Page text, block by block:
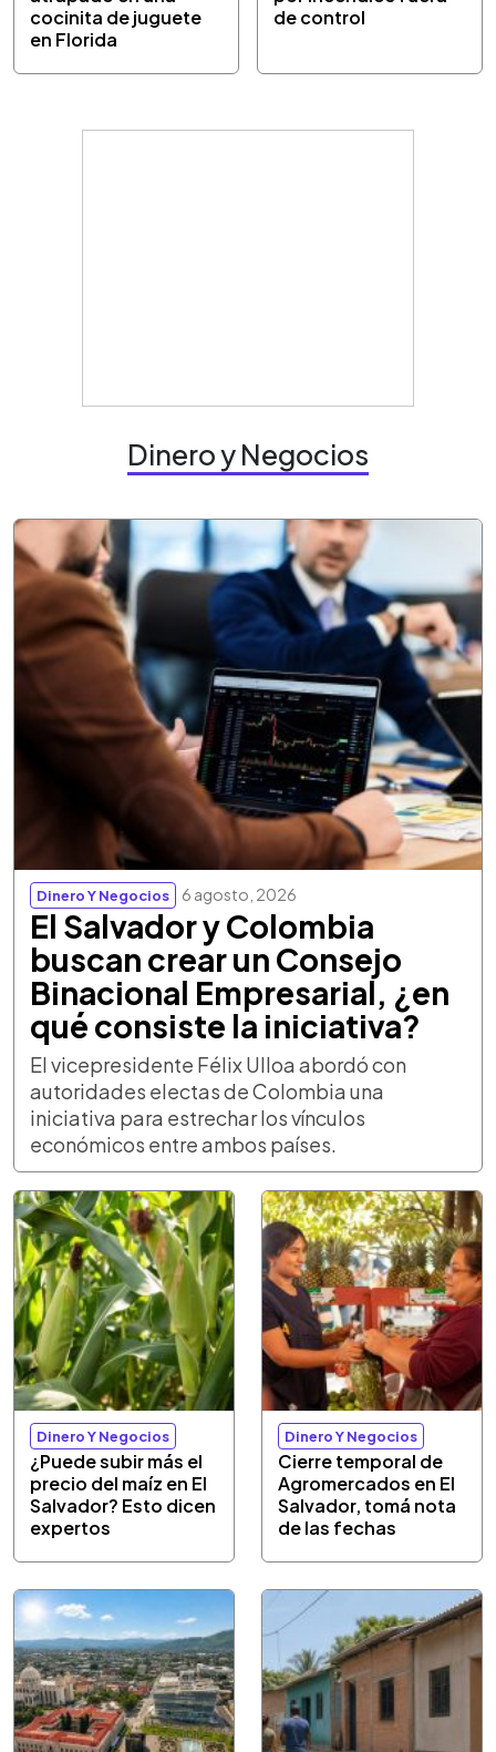
cocinita de juguete
en Florida
de control
Dinero y Negocios
Dinero Y Negocios 6 agosto, 2026
El Salvador y Colombia
buscan crear un Consejo
Binacional Empresarial, ¿en
qué consiste la iniciativa?
El vicepresidente Félix Ulloa abordó con
autoridades electas de Colombia una
iniciativa para estrechar los vínculos
económicos entre ambos países.
Dinero Y Negocios
¿Puede subir más el
precio del maíz en El
Salvador? Esto dicen
expertos
Dinero Y Negocios
Cierre temporal de
Agromercados en El
Salvador, tomá nota
de las fechas